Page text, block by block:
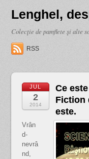
Lenghel,
Colecţie de pamflete şi alte
RSS
JUL
2
2014
Ce
Fiction
este.
Vrân
d-
nevrâ
nd,